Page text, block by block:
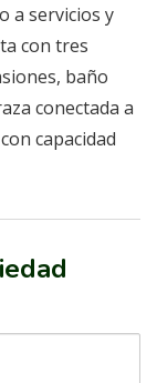
a servicios y
con tres
baño
conectada a
capacidad